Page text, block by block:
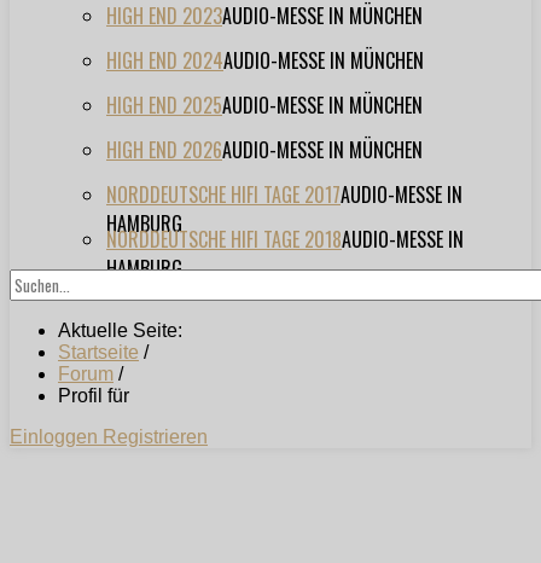
HIGH END 2023AUDIO-MESSE IN MÜNCHEN
HIGH END 2024AUDIO-MESSE IN MÜNCHEN
HIGH END 2025AUDIO-MESSE IN MÜNCHEN
HIGH END 2026AUDIO-MESSE IN MÜNCHEN
NORDDEUTSCHE HIFI TAGE 2017AUDIO-MESSE IN
HAMBURG
NORDDEUTSCHE HIFI TAGE 2018AUDIO-MESSE IN
HAMBURG
Aktuelle Seite:
Startseite /
Forum /
Profil für
Einloggen Registrieren